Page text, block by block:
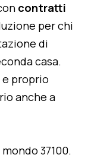
contratti
per chi
di
casa.
proprio
anche a
37100.